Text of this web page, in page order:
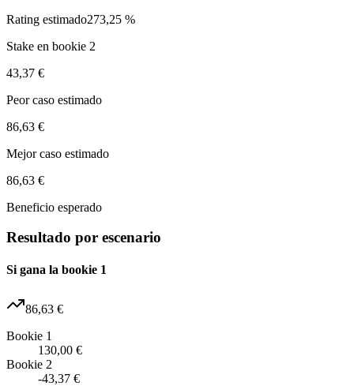
Rating estimado273,25 %
Stake en bookie 2
43,37 €
Peor caso estimado
86,63 €
Mejor caso estimado
86,63 €
Beneficio esperado
Resultado por escenario
Si gana la bookie 1
86,63 €
Bookie 1
130,00 €
Bookie 2
-43,37 €